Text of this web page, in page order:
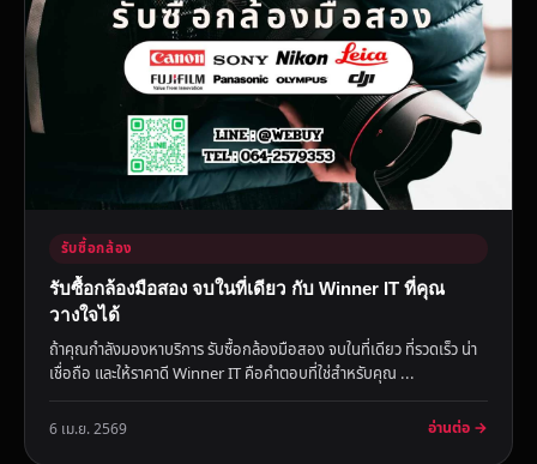
รับซื้อกล้อง
รับซื้อกล้องมือสอง จบในที่เดียว กับ Winner IT ที่คุณ
วางใจได้
ถ้าคุณกำลังมองหาบริการ รับซื้อกล้องมือสอง จบในที่เดียว ที่รวดเร็ว น่า
เชื่อถือ และให้ราคาดี Winner IT คือคำตอบที่ใช่สำหรับคุณ ...
6 เม.ย. 2569 อ่านต่อ →